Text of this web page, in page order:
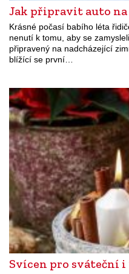
Jak připravit auto na
Krásné počasí babího léta
nenutí k tomu, aby se
připravený na nadcházející
blížící se první…
Svícen pro sváteční